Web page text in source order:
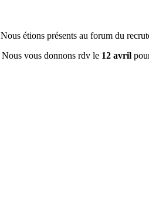
Nous étions présents au forum du
Nous vous donnons rdv le 12 avril